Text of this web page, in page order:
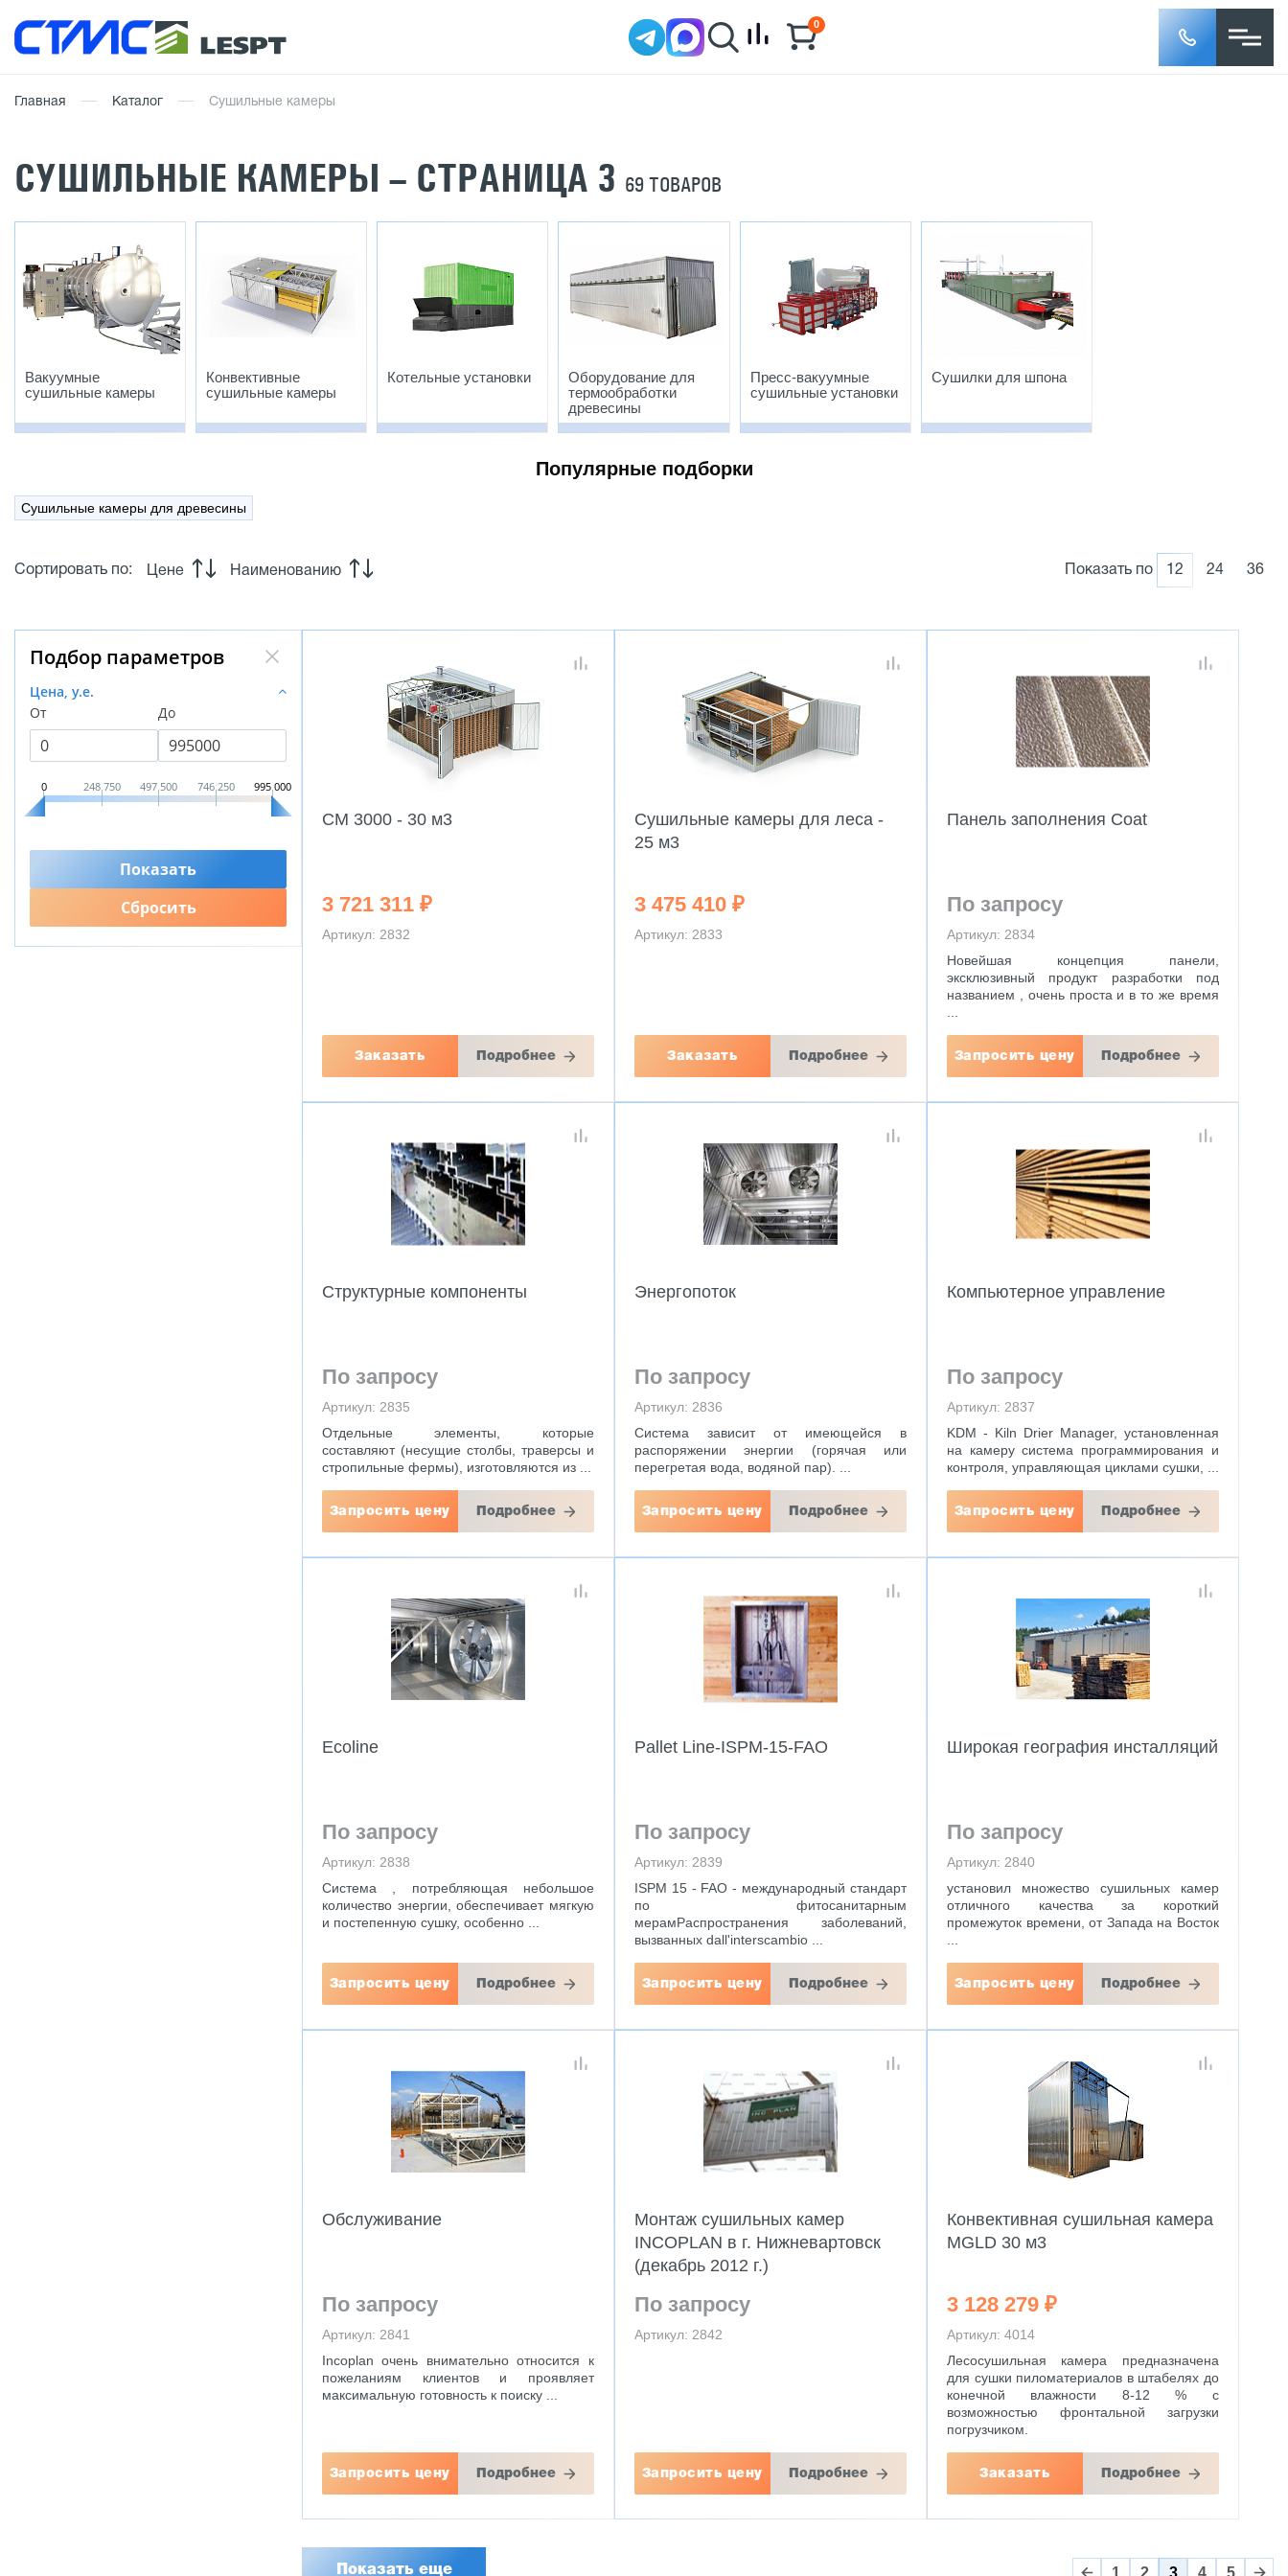
0
Главная Каталог Сушильные камеры
СУШИЛЬНЫЕ КАМЕРЫ – СТРАНИЦА 3 69 ТОВАРОВ
Вакуумные
сушильные камеры
Конвективные
сушильные камеры
Котельные установки
Оборудование для
термообработки
древесины
Пресс-вакуумные
сушильные установки
Сушилки для шпона
Популярные подборки
Сушильные камеры для древесины
Сортировать по: Цене Наименованию Показать по 12 24 36
Подбор параметров
Цена, у.е.
От
До
0 248 750 497 500 746 250 995 000
CM 3000 - 30 м3
3 721 311 ₽
Артикул: 2832
Заказать Подробнее
Сушильные камеры для леса -
25 м3
3 475 410 ₽
Артикул: 2833
Заказать Подробнее
Панель заполнения Coat
По запросу
Артикул: 2834
Новейшая концепция панели,
эксклюзивный продукт разработки под
названием , очень проста и в то же время
Запросить цену Подробнее
Структурные компоненты
По запросу
Артикул: 2835
Отдельные элементы, которые
составляют (несущие столбы, траверсы и
стропильные фермы), изготовляются из ...
Запросить цену Подробнее
Энергопоток
По запросу
Артикул: 2836
Система зависит от имеющейся в
распоряжении энергии (горячая или
перегретая вода, водяной пар). ...
Запросить цену Подробнее
Компьютерное управление
По запросу
Артикул: 2837
KDM - Kiln Drier Manager, установленная
на камеру система программирования и
контроля, управляющая циклами сушки, ...
Запросить цену Подробнее
Ecoline
По запросу
Артикул: 2838
Система , потребляющая небольшое
количество энергии, обеспечивает мягкую
и постепенную сушку, особенно ...
Запросить цену Подробнее
Pallet Line-ISPM-15-FAO
По запросу
Артикул: 2839
ISPM 15 - FAO - международный стандарт
по фитосанитарным
мерамРаспространения заболеваний,
вызванных dall'interscambio ...
Запросить цену Подробнее
Широкая география инсталляций
По запросу
Артикул: 2840
установил множество сушильных камер
отличного качества за короткий
промежуток времени, от Запада на Восток
Запросить цену Подробнее
Обслуживание
По запросу
Артикул: 2841
Incoplan очень внимательно относится к
пожеланиям клиентов и проявляет
максимальную готовность к поиску ...
Запросить цену Подробнее
Монтаж сушильных камер
INCOPLAN в г. Нижневартовск
(декабрь 2012 г.)
По запросу
Артикул: 2842
Запросить цену Подробнее
Конвективная сушильная камера
MGLD 30 м3
3 128 279 ₽
Артикул: 4014
Лесосушильная камера предназначена
для сушки пиломатериалов в штабелях до
конечной влажности 8-12 % с
возможностью фронтальной загрузки
погрузчиком.
Заказать Подробнее
Показать еще 1 2 3 4 5